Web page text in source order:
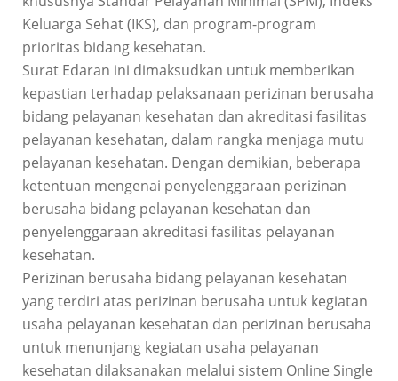
Keluarga Sehat (IKS), dan program-program
prioritas bidang kesehatan.
Surat Edaran ini dimaksudkan untuk memberikan
kepastian terhadap pelaksanaan perizinan berusaha
bidang pelayanan kesehatan dan akreditasi fasilitas
pelayanan kesehatan, dalam rangka menjaga mutu
pelayanan kesehatan. Dengan demikian, beberapa
ketentuan mengenai penyelenggaraan perizinan
berusaha bidang pelayanan kesehatan dan
penyelenggaraan akreditasi fasilitas pelayanan
kesehatan.
Perizinan berusaha bidang pelayanan kesehatan
yang terdiri atas perizinan berusaha untuk kegiatan
usaha pelayanan kesehatan dan perizinan berusaha
untuk menunjang kegiatan usaha pelayanan
kesehatan dilaksanakan melalui sistem Online Single